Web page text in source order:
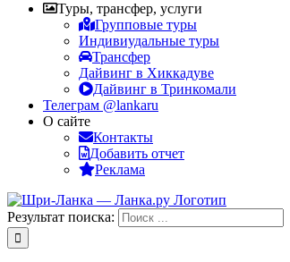
Туры, трансфер, услуги
Групповые туры
Индивиудальные туры
Трансфер
Дайвинг в Хиккадуве
Дайвинг в Тринкомали
Телеграм @lankaru
О сайте
Контакты
Добавить отчет
Реклама
Результат поиска: